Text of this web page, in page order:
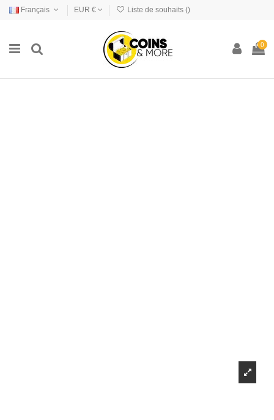
Français EUR € Liste de souhaits ()
0